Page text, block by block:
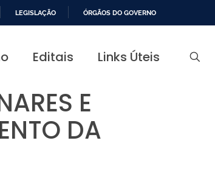
LEGISLAÇÃO ÓRGÃOS DO GOVERNO
Editais Links Úteis
E
DA